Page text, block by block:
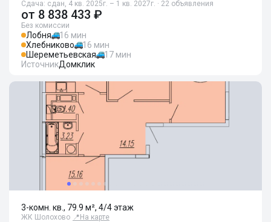
Сдача: сдан, 4 кв. 2025г. – 1 кв. 2027г. · 22 объявления
от 8 838 433 ₽
Без комиссии
Лобня
16 мин
Хлебниково
16 мин
Шереметьевская
17 мин
ИсточникДомклик
3-комн. кв., 79.9 м², 4/4 этаж
ЖК Шолохово 📍 На карте